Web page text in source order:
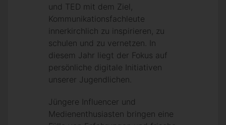
und TED mit dem Ziel,
Kommunikationsfachleute
innerkirchlich zu inspirieren, zu
schulen und zu vernetzen. In
diesem Jahr liegt der Fokus auf
persönliche digitale Initiativen
unserer Jugendlichen.
Jüngere Influencer und
Medienenthusiasten bringen eine